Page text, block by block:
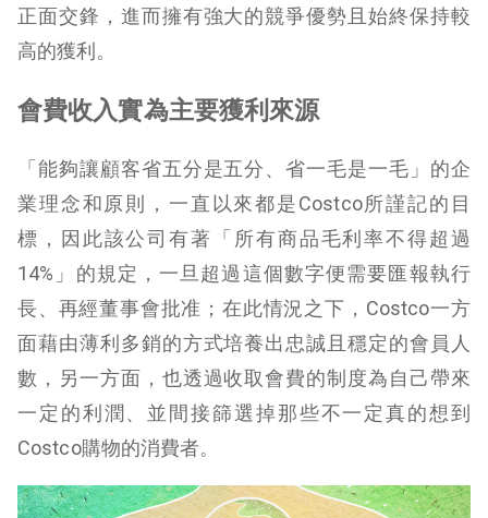
正面交鋒，進而擁有強大的競爭優勢且始終保持較
高的獲利。
會費收入實為主要獲利來源
「能夠讓顧客省五分是五分、省一毛是一毛」的企
業理念和原則，一直以來都是Costco所謹記的目
標，因此該公司有著「所有商品毛利率不得超過
14%」的規定，一旦超過這個數字便需要匯報執行
長、再經董事會批准；在此情況之下，Costco一方
面藉由薄利多銷的方式培養出忠誠且穩定的會員人
數，另一方面，也透過收取會費的制度為自己帶來
一定的利潤、並間接篩選掉那些不一定真的想到
Costco購物的消費者。